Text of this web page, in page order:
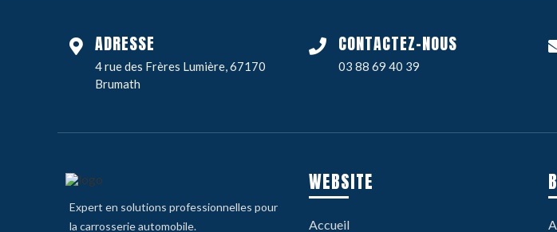
ADRESSE
4 rue des Frères Lumière, 67170
Brumath
CONTACTEZ-NOUS
03 88 69 40 39
Expert en solutions professionnelles pour
la carrosserie automobile.
WEBSITE
Accueil